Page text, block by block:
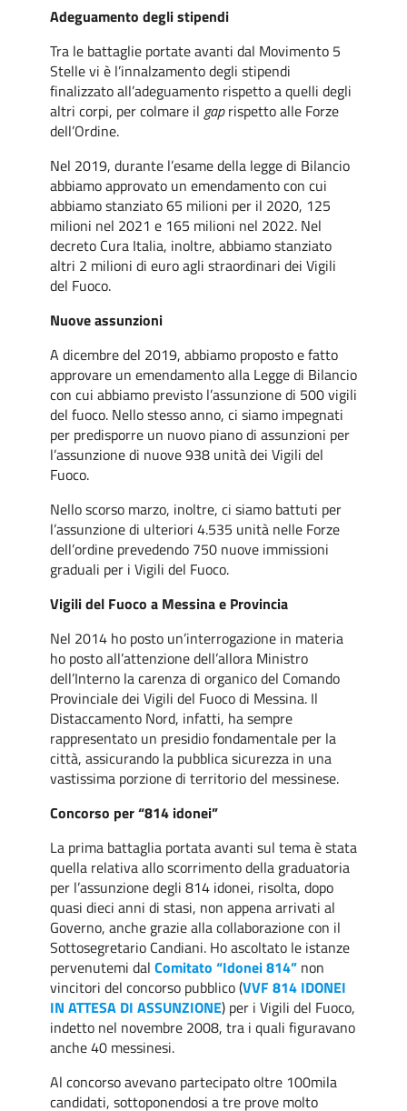
Adeguamento degli stipendi
Tra le battaglie portate avanti dal Movimento 5
Stelle vi è l’innalzamento degli stipendi
finalizzato all’adeguamento rispetto a quelli degli
altri corpi, per colmare il gaprispetto alle Forze
dell’Ordine.
Nel 2019, durante l’esame della legge di Bilancio
abbiamo approvato un emendamento con cui
abbiamo stanziato 65 milioni per il 2020, 125
milioni nel 2021 e 165 milioni nel 2022. Nel
decreto Cura Italia, inoltre, abbiamo stanziato
altri 2 milioni di euro agli straordinari dei Vigili
del Fuoco.
Nuove assunzioni
A dicembre del 2019, abbiamo proposto e fatto
approvare un emendamento alla Legge di Bilancio
con cui abbiamo previsto l’assunzione di 500 vigili
del fuoco. Nello stesso anno, ci siamo impegnati
per predisporre un nuovo piano di assunzioni per
l’assunzione di nuove 938 unità dei Vigili del
Fuoco.
Nello scorso marzo, inoltre, ci siamo battuti per
l’assunzione di ulteriori 4.535 unità nelle Forze
dell’ordine prevedendo 750 nuove immissioni
graduali per i Vigili del Fuoco.
Vigili del Fuoco a Messina e Provincia
Nel 2014 ho posto un’interrogazione in materia
ho posto all’attenzione dell’allora Ministro
dell’Interno la carenza di organico del Comando
Provinciale dei Vigili del Fuoco di Messina. Il
Distaccamento Nord, infatti, ha sempre
rappresentato un presidio fondamentale per la
città, assicurando la pubblica sicurezza in una
vastissima porzione di territorio del messinese.
Concorso per “814 idonei”
La prima battaglia portata avanti sul tema è stata
quella relativa allo scorrimento della graduatoria
per l’assunzione degli 814 idonei, risolta, dopo
quasi dieci anni di stasi, non appena arrivati al
Governo, anche grazie alla collaborazione con il
Sottosegretario Candiani. Ho ascoltato le istanze
pervenutemi dal Comitato “Idonei 814”non
vincitori del concorso pubblico (VVF 814 IDONEI
IN ATTESA DI ASSUNZIONE) per i Vigili del Fuoco,
indetto nel novembre 2008, tra i quali figuravano
anche 40 messinesi.
Al concorso avevano partecipato oltre 100mila
candidati, sottoponendosi a tre prove molto